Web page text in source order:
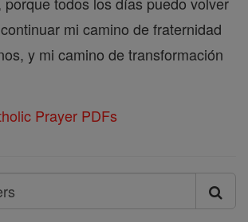
mi camino de fraternidad
y mi camino de transformación
Prayer PDFs